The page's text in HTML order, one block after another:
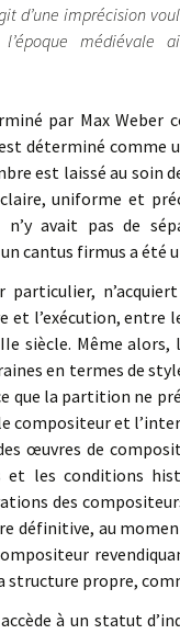
d’une imprécision
médiévale
par Max
déterminé comme
est laissé au soin
uniforme et
avait pas de
cantus firmus a été
particulier,
l’exécution, entre
siècle. Même
en termes de
que la partition ne
compositeur et
œuvres de
les conditions
des
définitive, au
structure propre,
à un statut